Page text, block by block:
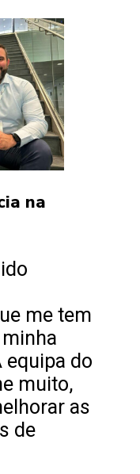
na
me tem
do
muito,
as
de